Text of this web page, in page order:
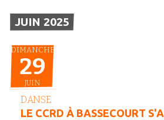
JUIN 2025
DIMANCHE
29
JUIN
DANSE
LE CCRD À BASSECOURT